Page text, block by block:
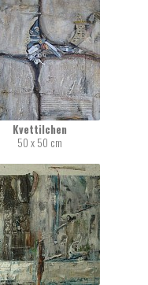
Kvettilchen
50 x 50 cm